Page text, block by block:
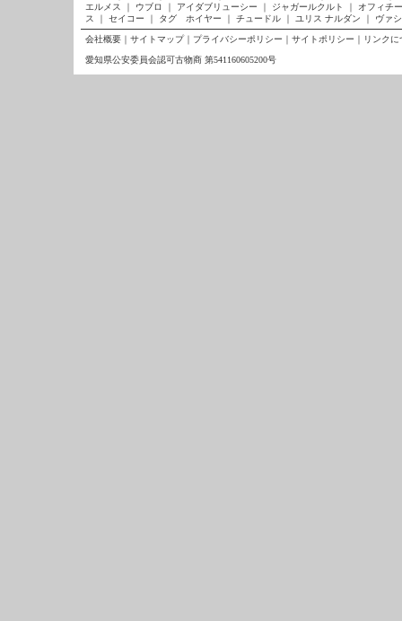
エルメス
｜ ウブロ ｜ アイダブリューシー ｜ ジャガールクルト ｜
オフィチ
ス
｜ セイコー ｜ タグ ホイヤー ｜ チュードル ｜ ユリス ナルダン ｜ ヴァ
会社概要 ｜ サイトマップ｜ プライバシーポリシー ｜ サイトポリシー ｜ リンクに
愛知県公安委員会認可古物商 第541160605200号